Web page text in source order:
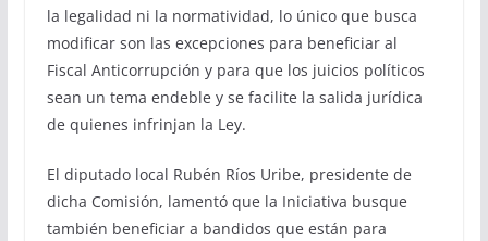
la legalidad ni la normatividad, lo único que busca
modificar son las excepciones para beneficiar al
Fiscal Anticorrupción y para que los juicios políticos
sean un tema endeble y se facilite la salida jurídica
de quienes infrinjan la Ley.
El diputado local Rubén Ríos Uribe, presidente de
dicha Comisión, lamentó que la Iniciativa busque
también beneficiar a bandidos que están para